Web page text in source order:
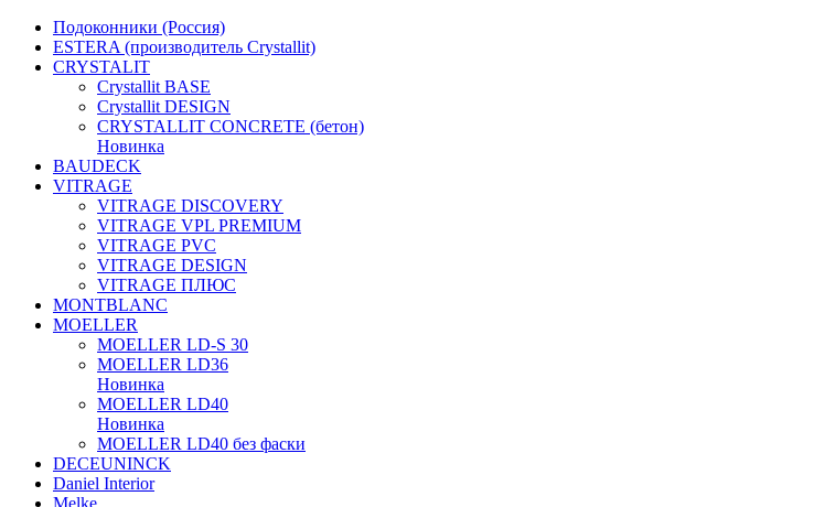
Подоконники (Россия)
ESTERA (производитель Crystallit)
CRYSTALIT
Crystallit BASE
Crystallit DESIGN
CRYSTALLIT CONCRETE (бетон)
Новинка
BAUDECK
VITRAGE
VITRAGE DISCOVERY
VITRAGE VPL PREMIUM
VITRAGE PVC
VITRAGE DESIGN
VITRAGE ПЛЮС
MONTBLANC
MOELLER
MOELLER LD-S 30
MOELLER LD36
Новинка
MOELLER LD40
Новинка
MOELLER LD40 без фаски
DECEUNINCK
Daniel Interior
Melke